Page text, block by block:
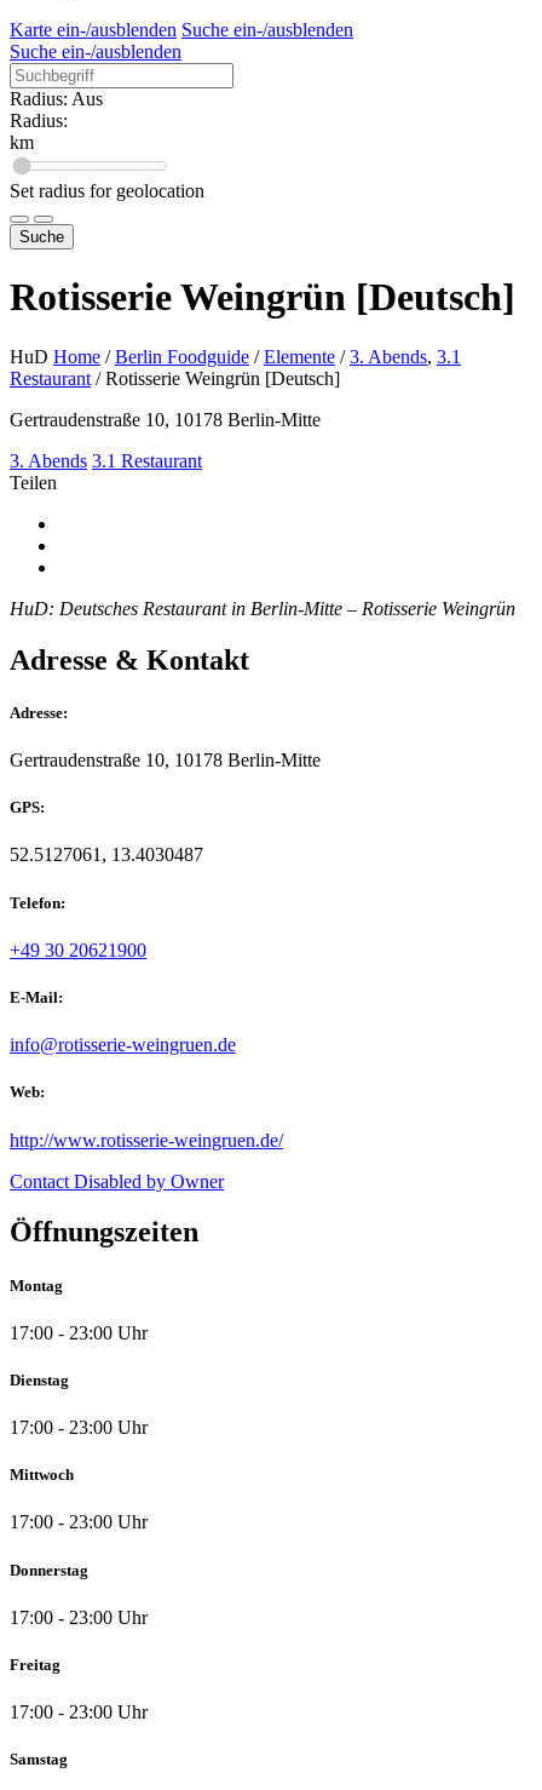
Karte ein-/ausblenden Suche ein-/ausblenden
Suche ein-/ausblenden
Radius: Aus
Radius:
km
Set radius for geolocation
Suche
Rotisserie Weingrün [Deutsch]
HuD Home / Berlin Foodguide / Elemente / 3. Abends, 3.1
Restaurant / Rotisserie Weingrün [Deutsch]
Gertraudenstraße 10, 10178 Berlin-Mitte
3. Abends 3.1 Restaurant
Teilen
HuD: Deutsches Restaurant in Berlin-Mitte – Rotisserie Weingrün
Adresse & Kontakt
Adresse:
Gertraudenstraße 10, 10178 Berlin-Mitte
GPS:
52.5127061, 13.4030487
Telefon:
+49 30 20621900
E-Mail:
info@rotisserie-weingruen.de
Web:
http://www.rotisserie-weingruen.de/
Contact Disabled by Owner
Öffnungszeiten
Montag
17:00 - 23:00 Uhr
Dienstag
17:00 - 23:00 Uhr
Mittwoch
17:00 - 23:00 Uhr
Donnerstag
17:00 - 23:00 Uhr
Freitag
17:00 - 23:00 Uhr
Samstag